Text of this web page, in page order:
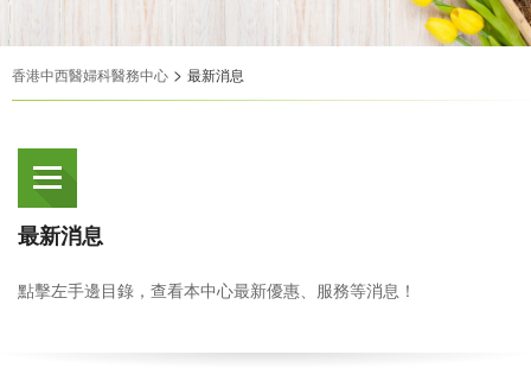
香港中西醫婦科醫務中心 > 最新消息
最新消息
點擊左手邊目錄，查看本中心最新優惠、服務等消息！